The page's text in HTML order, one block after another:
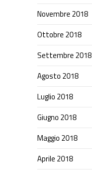
Novembre 2018
Ottobre 2018
Settembre 2018
Agosto 2018
Luglio 2018
Giugno 2018
Maggio 2018
Aprile 2018